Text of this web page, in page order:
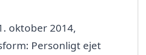
oktober 2014,
Personligt ejet